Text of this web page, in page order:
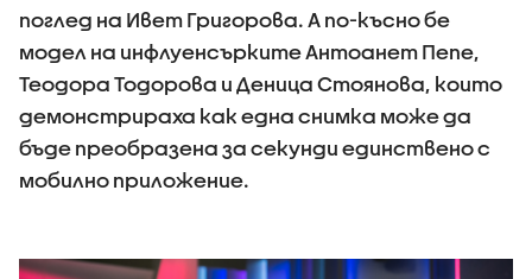
поглед на Ивет Григорова. А по-късно бе
модел на инфлуенсърките Антоанет Пепе,
Теодора Тодорова и Деница Стоянова, които
демонстрираха как една снимка може да
бъде преобразена за секунди единствено с
мобилно приложение.